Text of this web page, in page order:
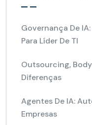
Governança De
Para Líder De TI
Outsourcing,
Diferenças
Agentes De IA:
Empresas